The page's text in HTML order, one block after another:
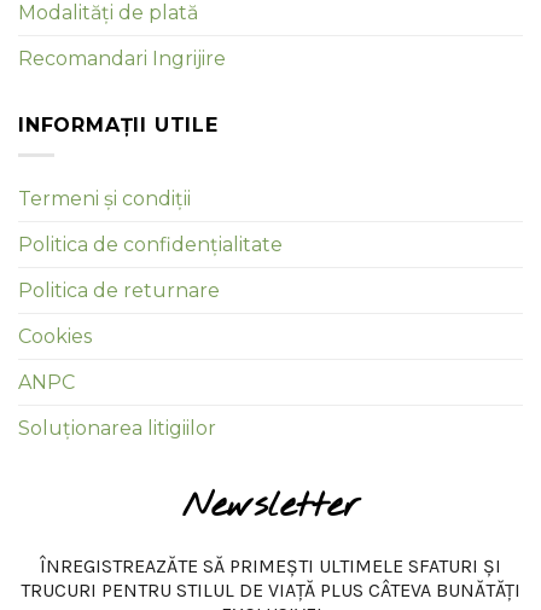
Modalități de plată
Recomandari Ingrijire
INFORMAȚII UTILE
Termeni și condiții
Politica de confidențialitate
Politica de returnare
Cookies
ANPC
Soluționarea litigiilor
Newsletter
ÎNREGISTREAZĂTE SĂ PRIMEȘTI ULTIMELE SFATURI ȘI
TRUCURI PENTRU STILUL DE VIAȚĂ PLUS CÂTEVA BUNĂTĂȚI